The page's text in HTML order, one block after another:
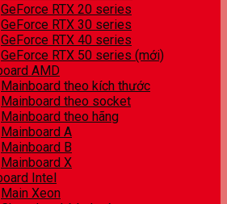
GeForce RTX 20 series
GeForce RTX 30 series
GeForce RTX 40 series
GeForce RTX 50 series (mới)
AMD
Mainboard theo kích thước
Mainboard theo socket
Mainboard theo hãng
Mainboard A
Mainboard B
Mainboard X
Intel
Main Xeon